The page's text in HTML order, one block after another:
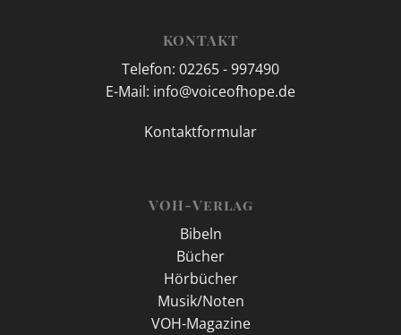
KONTAKT
Telefon: 02265 - 997490
E-Mail: info@voiceofhope.de
Kontaktformular
VOH-Verlag
Bibeln
Bücher
Hörbücher
Musik/Noten
VOH-Magazine